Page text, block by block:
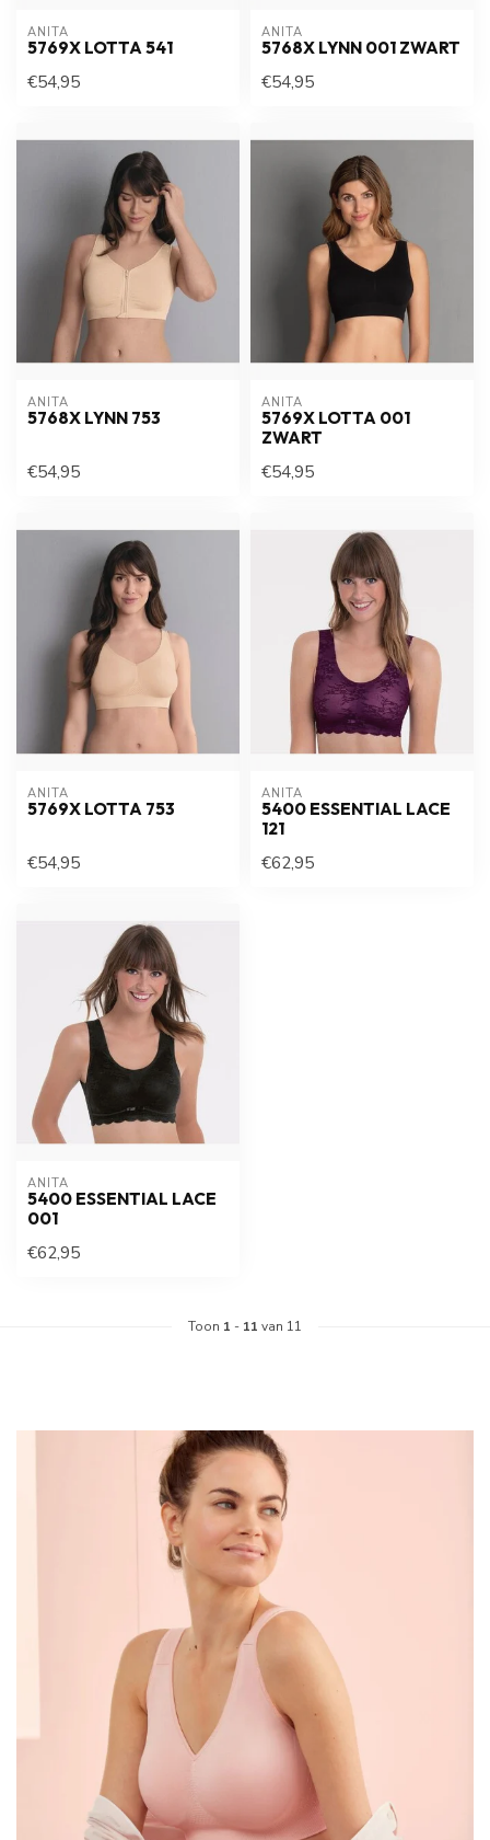
ANITA
5769X LOTTA 541
€54,95
ANITA
5768X LYNN 001 ZWART
€54,95
ANITA
5768X LYNN 753
€54,95
ANITA
5769X LOTTA 001
ZWART
€54,95
ANITA
5769X LOTTA 753
€54,95
ANITA
5400 ESSENTIAL LACE
121
€62,95
ANITA
5400 ESSENTIAL LACE
001
€62,95
Toon 1 - 11 van 11